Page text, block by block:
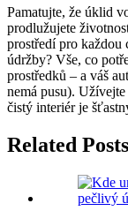
Pamatujte, že úklid
prodlužujete
prostředí pro každou
údržby? Vše, co
prostředků – a váš
nemá pusu).
čistý interiér je
Related